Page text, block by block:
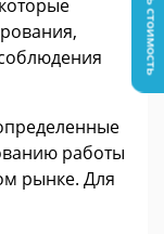
работы
рынке. Для